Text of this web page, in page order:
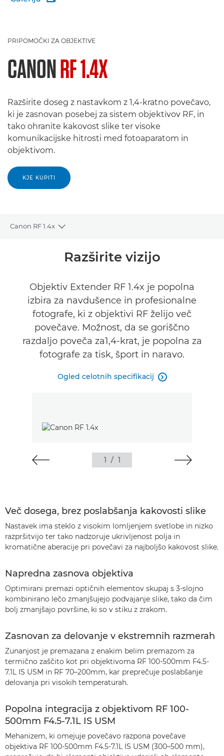
PRIPOMOČKI ZA OBJEKTIVE
CANONRF 1.4X
Razširite doseg z nastavkom z 1,4-kratno povečavo,
ki je zasnovan posebej za sistem objektivov RF, in
tako ohranite kakovost slike ter visoke
komunikacijske hitrosti med fotoaparatom in
objektivom.
KJE KUPITI
Canon RF 1.4x
Toggle breadcrumbs
Razširite vizijo
Objektiv Extender RF 1.4x je popolna
izbira za navdušence in profesionalne
fotografe, ki z objektivi RF želijo več
povečave. Možnost, da se goriščno
razdaljo poveča za1,4-krat, je popolna za
fotografe za tisk, šport in naravo.
Ogled celotnih specifikacij 
1 / 1
Več dosega, brez poslabšanja kakovosti slike
Nastavek ima steklo z visokim lomljenjem svetlobe in nizko
razpršitvijo ter tako nadzoruje ukrivljenost polja in
kromatične aberacije pri povečavi za najboljšo kakovost slike.
Napredna zasnova objektiva
Optimirani premazi optičnih elementov skupaj s 3-slojno
kombinirano lečo zmanjšujejo podvajanje slike, tako da čim
bolj zmanjšajo površine, ki so v stiku z zrakom.
Zasnovan za delovanje v ekstremnih razmerah
Zunanjost je premazana z enakim belim premazom za
termično zaščito kot pri objektivoma RF 100-500mm F4.5-
7.1L IS USM in RF 70–200mm, kar preprečuje poslabšanje
delovanja pri visokih temperaturah.
Popolna integracija z objektivom RF 100-
500mm F4.5-7.1L IS USM
Mehanizem, ki omejuje povečavo razpona povečave
objektiva RF 100-500mm F4.5-7.1L IS USM (300–500 mm),